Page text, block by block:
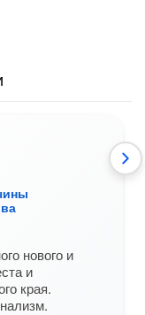
нового и
и
края.